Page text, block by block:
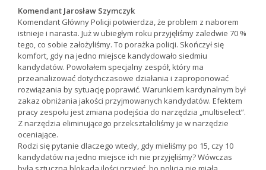
Komendant Jarosław Szymczyk
Komendant Główny Policji potwierdza, że problem z naborem
istnieje i narasta. Już w ubiegłym roku przyjęliśmy zaledwie 70 %
tego, co sobie założyliśmy. To porażka policji. Skończył się
komfort, gdy na jedno miejsce kandydowało siedmiu
kandydatów. Powołałem specjalny zespół, który ma
przeanalizować dotychczasowe działania i zaproponować
rozwiązania by sytuację poprawić. Warunkiem kardynalnym był
zakaz obniżania jakości przyjmowanych kandydatów. Efektem
pracy zespołu jest zmiana podejścia do narzędzia „multiselect”.
Z narzędzia eliminującego przekształciliśmy je w narzędzie
oceniające.
Rodzi się pytanie dlaczego wtedy, gdy mieliśmy po 15, czy 10
kandydatów na jedno miejsce ich nie przyjęliśmy? Wówczas